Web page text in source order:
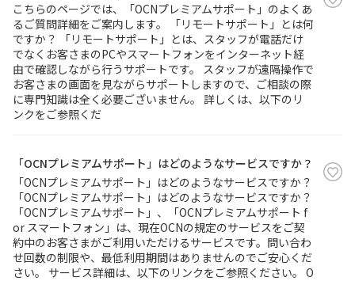
こちらのページでは、「OCNプレミアムサポート」のよくあ
るご質問詳細をご案内します。 「リモートサポート」とは何
ですか？ 「リモートサポート」とは、スタッフが電話だけ
でなくお客さまのPCやスマートフォンをインターネット経
由で確認しながら行うサポートです。 スタッフが遠隔操作で
お客さまの画面を見ながらサポートしますので、ご相談の際
に専門知識は全く必要ございません。 詳しくは、以下のリ
ンクをご参照くだ
「OCNプレミアムサポート」はどのようなサービスですか？
「OCNプレミアムサポート」はどのようなサービスですか？
「OCNプレミアムサポート」はどのようなサービスですか？
「OCNプレミアムサポート」、「OCNプレミアムサポート f
or スマートフォン」は、現在OCNの規定のサービスをご契
約中のお客さまがご利用いただけるサービスです。問い合わ
せ回数の制限や、最低利用期間はありませんのでご安心くだ
さい。 サービス詳細は、以下のリンクをご参照ください。 O